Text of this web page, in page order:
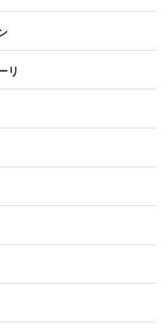
リ